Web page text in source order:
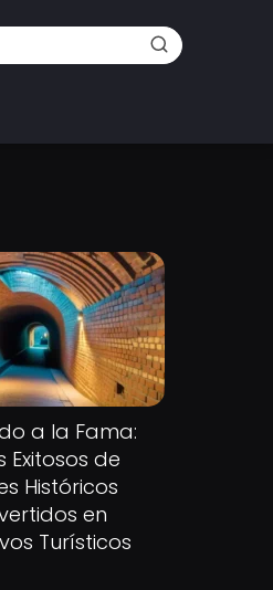
a la Fama:
Exitosos de
Históricos
en
Turísticos